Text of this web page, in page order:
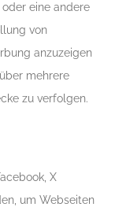
eine andere
von
anzuzeigen
mehrere
zu verfolgen.
X
um Webseiten